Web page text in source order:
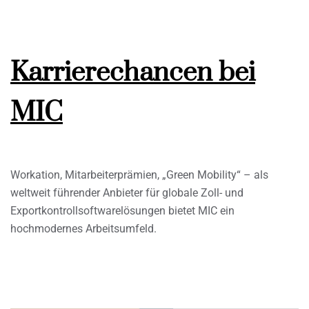
Karrierechancen bei
MIC
Workation, Mitarbeiterprämien, „Green Mobility“ – als
weltweit führender Anbieter für globale Zoll- und
Exportkontrollsoftwarelösungen bietet MIC ein
hochmodernes Arbeitsumfeld.